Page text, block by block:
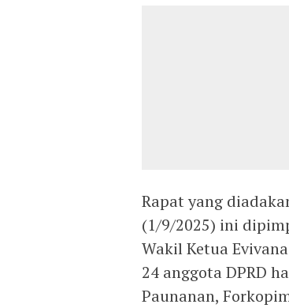
Rapat yang
(1/9/2025) ini
Wakil Ketua
24 anggota DPRD
Paunanan,